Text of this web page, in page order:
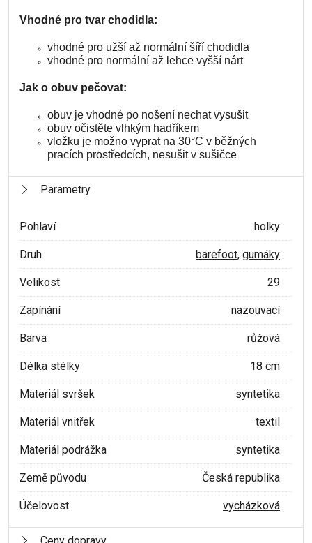
Vhodné pro tvar chodidla:
vhodné pro užší až normální šíří chodidla
vhodné pro normální až lehce vyšší nárt
Jak o obuv pečovat:
obuv je vhodné po nošení nechat vysušit
obuv očistěte vlhkým hadříkem
vložku je možno vyprat na 30°C v běžných
pracích prostředcích, nesušit v sušičce
Parametry
Pohlaví holky
Druh barefoot, gumáky
Velikost 29
Zapínání nazouvací
Barva růžová
Délka stélky 18 cm
Materiál svršek syntetika
Materiál vnitřek textil
Materiál podrážka syntetika
Země původu Česká republika
Účelovost vycházková